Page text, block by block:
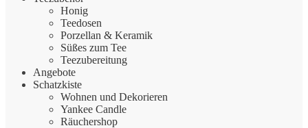
Honig
Teedosen
Porzellan & Keramik
Süßes zum Tee
Teezubereitung
Angebote
Schatzkiste
Wohnen und Dekorieren
Yankee Candle
Räuchershop